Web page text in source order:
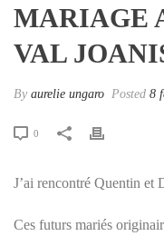
MARIAGE
VAL
By aurelie ungaro Posted 8
0
J’ai rencontré Quentin et
Ces futurs mariés